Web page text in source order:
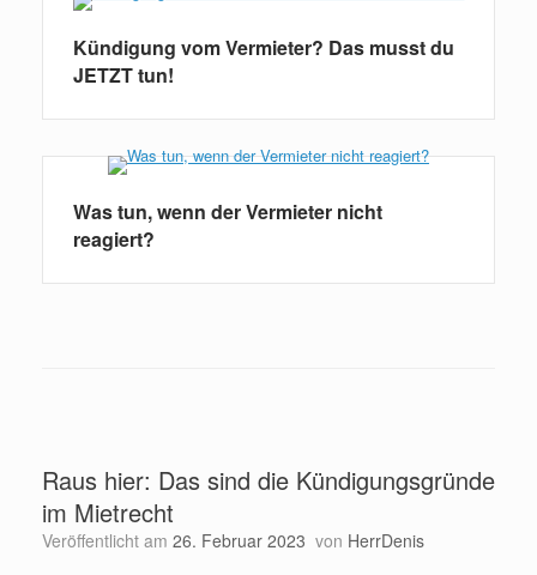
Kündigung vom Vermieter? Das musst du
JETZT tun!
Was tun, wenn der Vermieter nicht
reagiert?
Raus hier: Das sind die Kündigungsgründe
im Mietrecht
Veröffentlicht am 26. Februar 2023 von HerrDenis